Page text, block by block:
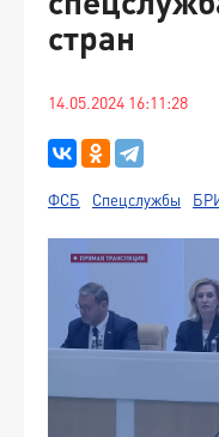
стран
14.05.2024 16:11:28
ФСБ Спецслужбы